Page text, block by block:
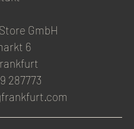
GmbH
6
287773